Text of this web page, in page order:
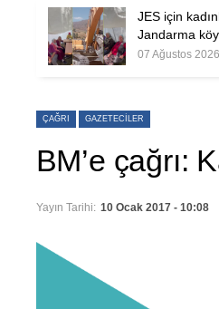
JES için
Jandarma
07 Ağustos
ÇAĞRI GAZETECILER
BM’e çağrı:
Yayın Tarihi: 10 Ocak 2017 - 10:08